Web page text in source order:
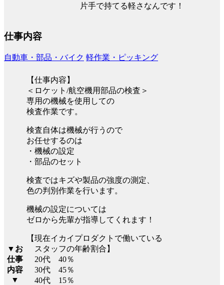
片手で持てる軽さなんです！
仕事内容
自動車・部品・バイク 軽作業・ピッキング
▼お
仕事
内容
▼
【仕事内容】
＜ロケット/航空機用部品の検査＞
専用の機械を使用しての
検査作業です。
検査自体は機械が行うので
お任せするのは
・機械の設定
・部品のセット
検査ではキズや製品の強度の測定、
色の判別作業を行います。
機械の設定については
ゼロから先輩が指導してくれます！
【現在イカイプロダクトで働いている
スタッフの年齢割合】
20代 40％
30代 45％
40代 15％